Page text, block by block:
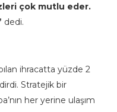
çok mutlu eder.
dedi.
ihracatta yüzde 2
Stratejik bir
her yerine ulaşım